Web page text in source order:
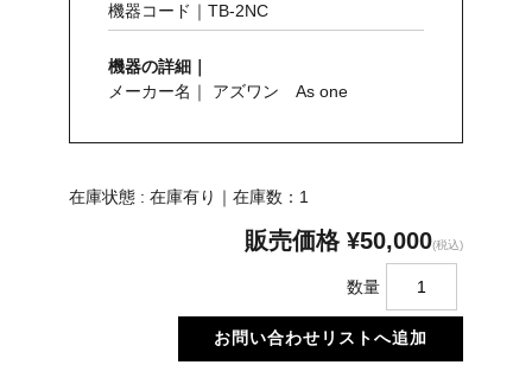
機器コード｜TB-2NC
機器の詳細｜
メーカー名｜ アズワン As one
在庫状態 : 在庫有り｜在庫数：1
販売価格 ¥50,000(税込)
数量